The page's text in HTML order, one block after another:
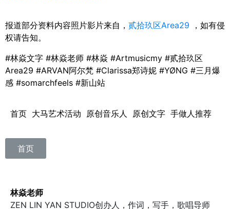
报道部分资料内容照片影片来自， 贰拾玖区Area29 ， 如有侵
权请告知。
#林焱文字 #林焱老师 #林焱 #Artmusicmy #贰拾玖区
Area29 #ARVAN阿尔梵 #Clarissa郑诗妮 #YØNG #三月爆
感 #somarchfeels #新山站
首页 大马艺术活动 原创音乐人 原创文字 手做人推荐
首页
林焱老师
ZEN LIN YAN STUDIO创办人，作词，写手，歌唱导师